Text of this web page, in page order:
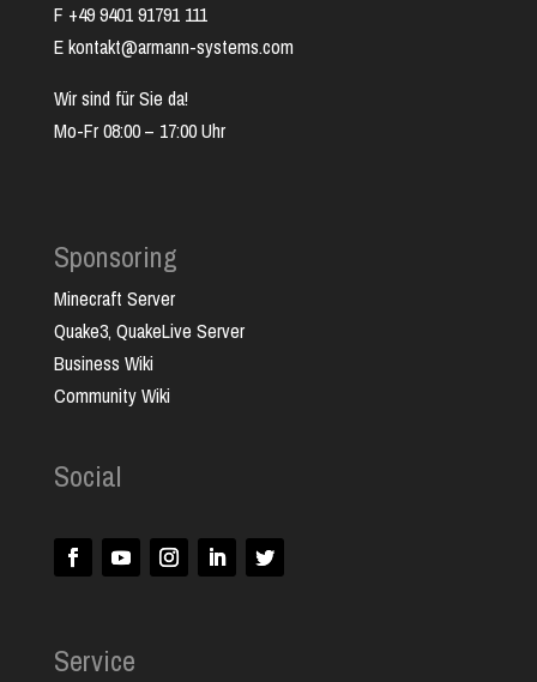
F +49 9401 91791 111
E kontakt@armann-systems.com
Wir sind für Sie da!
Mo-Fr 08:00 – 17:00 Uhr
Sponsoring
Minecraft Server
Quake3, QuakeLive Server
Business Wiki
Community Wiki
Social
Service